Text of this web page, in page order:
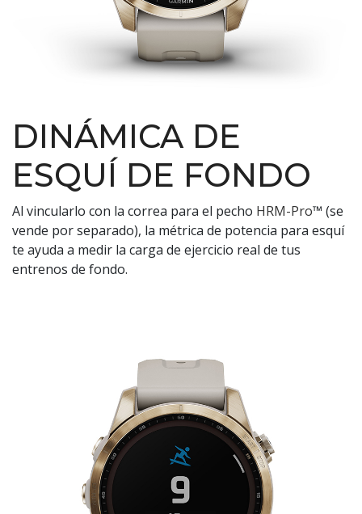
DINÁMICA DE
ESQUÍ DE FONDO
Al vincularlo con la correa para el pecho HRM-Pro™ (se
vende por separado), la métrica de potencia para esquí
te ayuda a medir la carga de ejercicio real de tus
entrenos de fondo.